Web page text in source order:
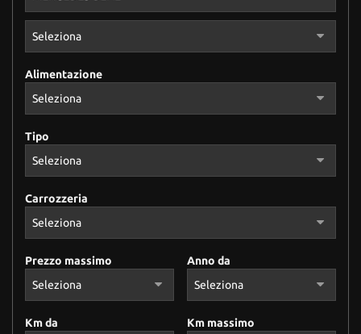
Alimentazione
Tipo
Carrozzeria
Prezzo massimo Anno da
Km da Km massimo